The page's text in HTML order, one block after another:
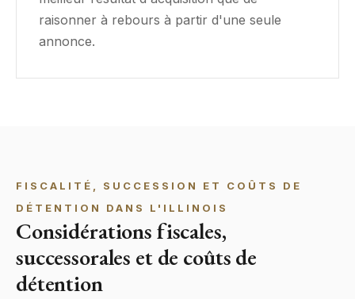
raisonner à rebours à partir d'une seule
annonce.
FISCALITÉ, SUCCESSION ET COÛTS DE
DÉTENTION DANS L'ILLINOIS
Considérations fiscales,
successorales et de coûts de
détention